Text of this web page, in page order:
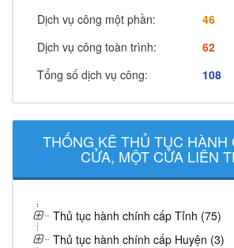
Dịch vụ công một phần:
46
Dịch vụ công toàn trình:
62
Tổng số dịch vụ công:
108
THỐNG KÊ THỦ TỤC HÀNH
CỬA, MỘT CỬA LIÊN
Thủ tục hành chính cấp Tỉnh (75)
Thủ tục hành chính cấp Huyện (3)